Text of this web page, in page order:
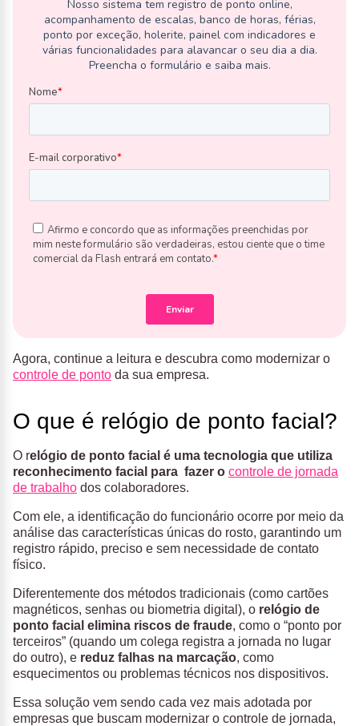
Agora, continue a leitura e descubra como modernizar o
controle de ponto da sua empresa.
O que é relógio de ponto facial?
O relógio de ponto facial é uma tecnologia que utiliza
reconhecimento facial para fazer o controle de jornada
de trabalho dos colaboradores.
Com ele, a identificação do funcionário ocorre por meio da
análise das características únicas do rosto, garantindo um
registro rápido, preciso e sem necessidade de contato
físico.
Diferentemente dos métodos tradicionais (como cartões
magnéticos, senhas ou biometria digital), o relógio de
ponto facial elimina riscos de fraude, como o “ponto por
terceiros” (quando um colega registra a jornada no lugar
do outro), e reduz falhas na marcação, como
esquecimentos ou problemas técnicos nos dispositivos.
Essa solução vem sendo cada vez mais adotada por
empresas que buscam modernizar o controle de jornada,